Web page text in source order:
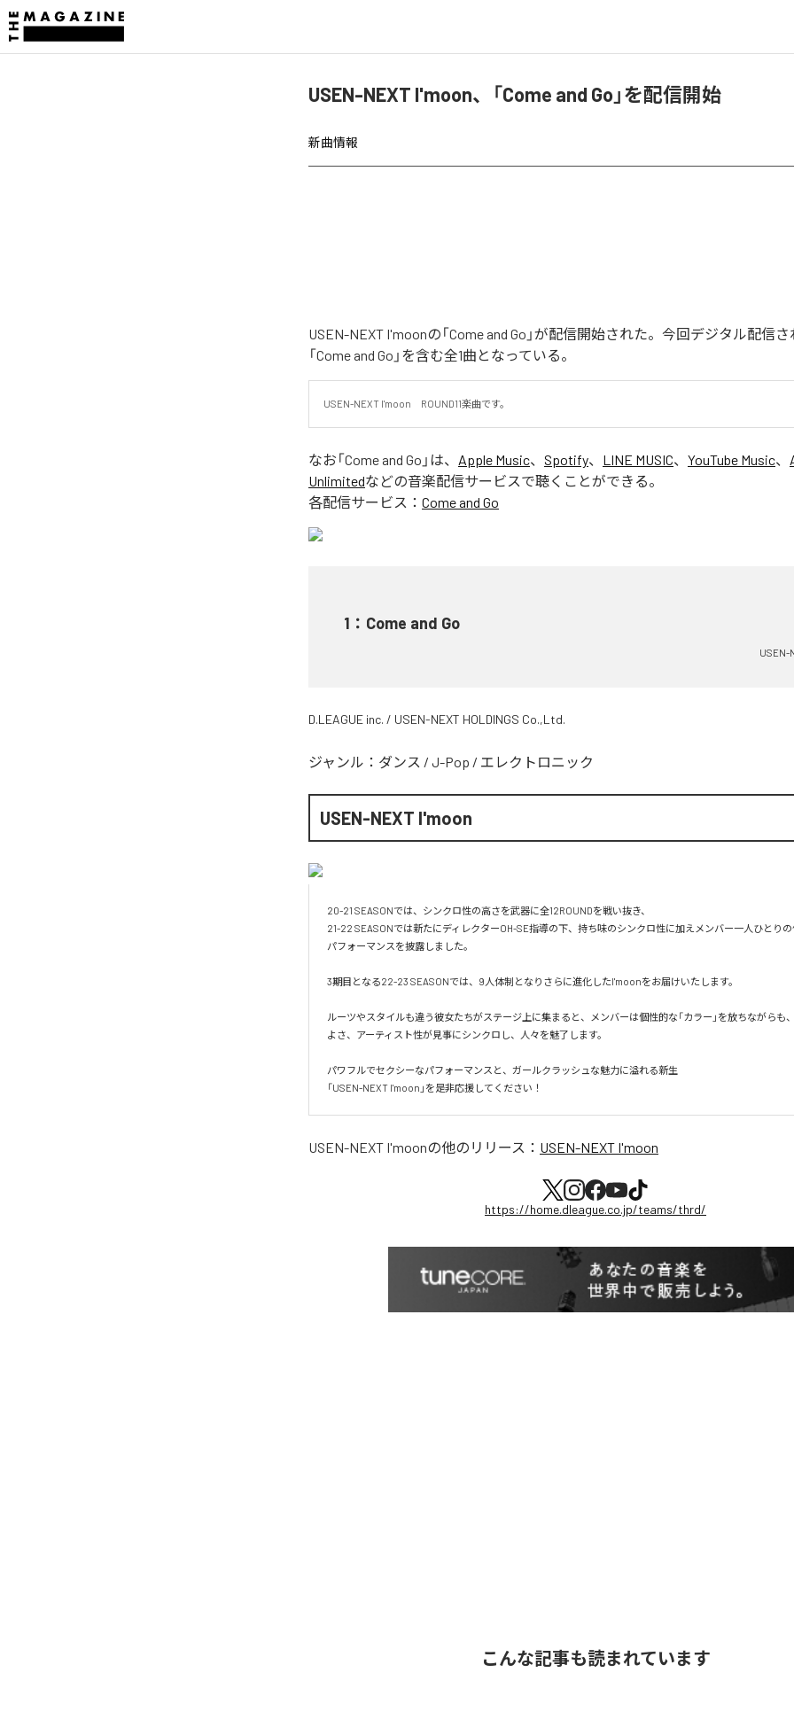
USEN-NEXT I'moon、「Come and Go」を配信開始
新曲情報
USEN-NEXT I'moonの「Come and Go」が配信開始された。今回デジタル配信さ
「Come and Go」を含む全1曲となっている。
USEN-NEXT I'moon　ROUND11楽曲です。
なお「Come and Go 」は、 Apple Music、 Spotify、 LINE MUSIC、 YouTube Music、
Unlimitedなどの音楽配信サービスで聴くことができる。
各配信サービス： Come and Go
1 ： Come and Go
USEN-
D.LEAGUE inc. / USEN-NEXT HOLDINGS Co.,Ltd.
ジャンル： ダンス / J-Pop / エレクトロニック
USEN-NEXT I'moon
20-21 SEASONでは、シンクロ性の高さを武器に全12ROUNDを戦い抜き、
21-22 SEASONでは新たにディレクターOH-SE指導の下、持ち味のシンクロ性に加えメンバー一人ひとり
パフォーマンスを披露しました。
3期目となる22-23 SEASONでは、9人体制となりさらに進化したI'moonをお届けいたします。
ルーツやスタイルも違う彼女たちがステージ上に集まると、メンバーは個性的な「カラー」を放ちながらも
よさ、アーティスト性が見事にシンクロし、人々を魅了します。
パワフルでセクシーなパフォーマンスと、ガールクラッシュな魅力に溢れる新生
「USEN-NEXT I'moon」を是非応援してください！
USEN-NEXT I'moonの他のリリース： USEN-NEXT I'moon
https://home.dleague.co.jp/teams/thrd/
こんな記事も読まれています